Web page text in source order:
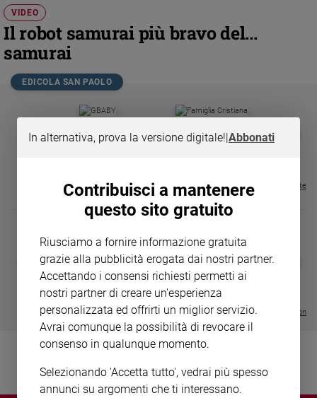
Chiesa
Fede
spiritualità
Devozione
Società
Ambiente
Volontariato
VIDEO
Il robot samurai più bravo del...
samurai
EDICOLA SAN PAOLO
❮
€ 34,80 € 21,90 37%
FAMIGLIA CRISTIANA
€ 104,00 € 83,00 20%
GBABY
Visualizza tutte le riviste
LE GRANDI BASILICHE ITALIANE
- VOL DA 1 AL 5
€ 64,50
DIARIO G 2026-27
€ 8,90
- € 8,90
COLLANA
Visualizza tutte le collection
In alternativa, prova la versione digitale!|Abbonati
Contribuisci a mantenere
questo sito gratuito
Riusciamo a fornire informazione gratuita
grazie alla pubblicità erogata dai nostri partner.
Accettando i consensi richiesti permetti ai
nostri partner di creare un'esperienza
personalizzata ed offrirti un miglior servizio.
Avrai comunque la possibilità di revocare il
consenso in qualunque momento.
Selezionando 'Accetta tutto', vedrai più spesso
annunci su argomenti che ti interessano.